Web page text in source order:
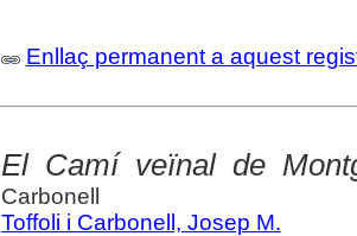
Enllaç permanent a aquest
El Camí veïnal de
Carbonell
Toffoli i Carbonell, Josep M.